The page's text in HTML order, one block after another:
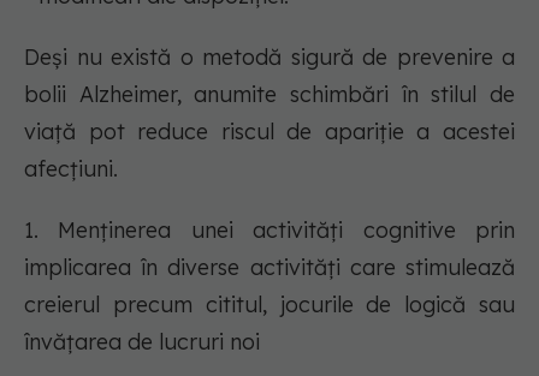
Deși nu există o metodă sigură de prevenire a
bolii Alzheimer, anumite schimbări în stilul de
viață pot reduce riscul de apariție a acestei
afecțiuni.
1. Menținerea unei activități cognitive prin
implicarea în diverse activități care stimulează
creierul precum cititul, jocurile de logică sau
învățarea de lucruri noi